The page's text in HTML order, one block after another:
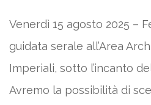
Venerdì 15 agosto 2025 –
guidata serale all’Area
Imperiali, sotto l’incanto
Avremo la possibilità di